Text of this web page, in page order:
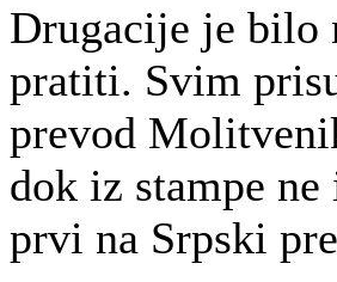
Drugacije je bilo
pratiti. Svim
prevod
dok iz stampe
prvi na Srpski